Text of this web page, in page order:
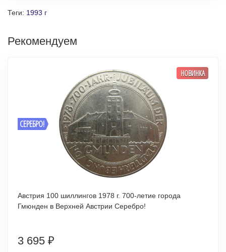
Теги: 1993 г
Рекомендуем
СЕРЕБРО!
НОВИНКА
Австрия 100 шиллингов 1978 г. 700-летие города
Гмюнден в Верхней Австрии Серебро!
3 695 ₽